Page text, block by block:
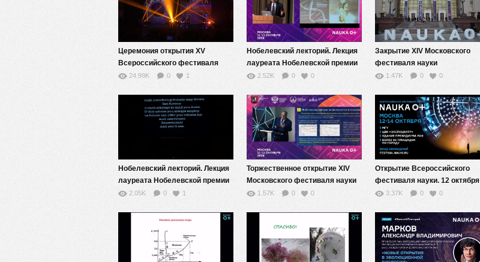
Церемония открытия XV
Всероссийского фестиваля
науки NAUKA 0+
24.99K 0 1
Нобелевский лекторий. Лекция
лауреата Нобелевской премии
по физиологии или медицине
2.52K 0 0
Закрытие XIV Московского
фестиваля науки
1.47K 0 0
Нобелевский лекторий. Лекция
лауреата Нобелевской премии
по химии Дадли Хершбаха
2.05K 0 1
Торжественное открытие XIV
Московского фестиваля науки
НАУКА0+
1.57K 0 0
Открытие Всероссийского
фестиваля науки. 12 октября
2018 года
3.37K 0 0